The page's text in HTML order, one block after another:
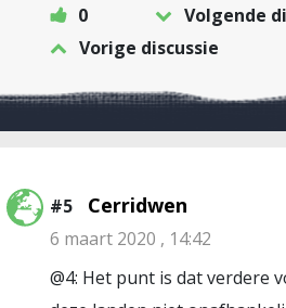
0
Volgende
Vorige discussie
#5 Cerridwen
6 maart 2020 , 14:42
@4: Het punt is dat verdere